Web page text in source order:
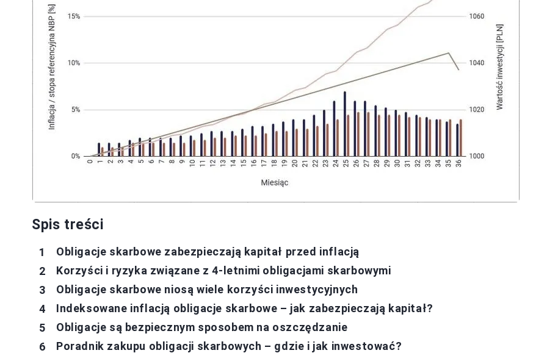
Spis treści
Obligacje skarbowe zabezpieczają kapitał przed inflacją
Korzyści i ryzyka związane z 4-letnimi obligacjami skarbowymi
Obligacje skarbowe niosą wiele korzyści inwestycyjnych
Indeksowane inflacją obligacje skarbowe – jak zabezpieczają kapitał?
Obligacje są bezpiecznym sposobem na oszczędzanie
Poradnik zakupu obligacji skarbowych – gdzie i jak inwestować?